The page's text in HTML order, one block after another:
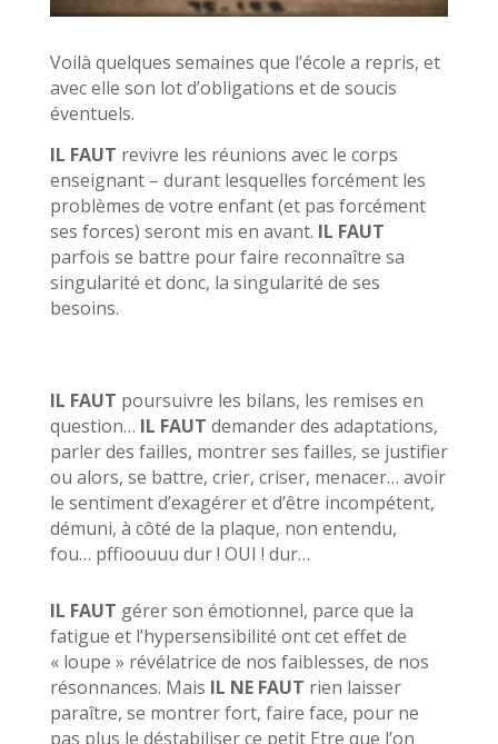
Voilà quelques semaines que l’école a repris, et
avec elle son lot d’obligations et de soucis
éventuels.
IL FAUT revivre les réunions avec le corps
enseignant – durant lesquelles forcément les
problèmes de votre enfant (et pas forcément
ses forces) seront mis en avant. IL FAUT
parfois se battre pour faire reconnaître sa
singularité et donc, la singularité de ses
besoins.
IL FAUT poursuivre les bilans, les remises en
question… IL FAUT demander des adaptations,
parler des failles, montrer ses failles, se justifier
ou alors, se battre, crier, criser, menacer… avoir
le sentiment d’exagérer et d’être incompétent,
démuni, à côté de la plaque, non entendu,
fou… pffioouuu dur ! OUI ! dur…
IL FAUT gérer son émotionnel, parce que la
fatigue et l’hypersensibilité ont cet effet de
« loupe » révélatrice de nos faiblesses, de nos
résonnances. Mais IL NE FAUT rien laisser
paraître, se montrer fort, faire face, pour ne
pas plus le déstabiliser ce petit Etre que l’on